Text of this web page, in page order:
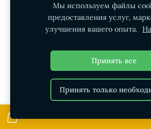
€44,00
Мы используем файлы
предоставления услуг,
улучшения вашего опыта.
Принять все
Принять только